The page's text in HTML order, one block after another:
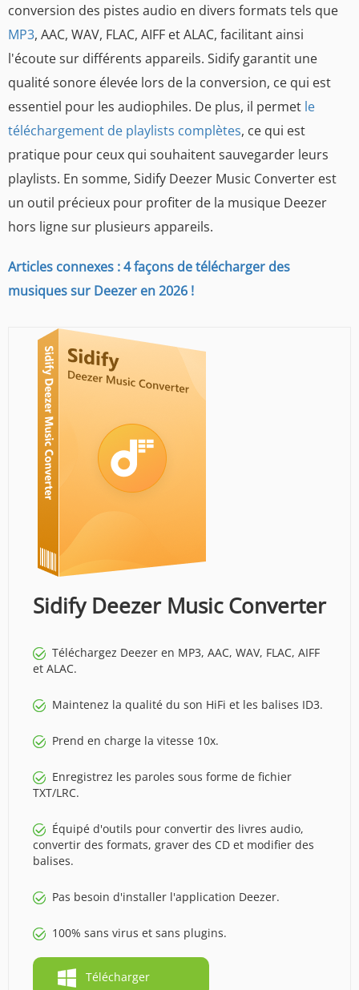
conversion des pistes audio en divers formats tels que
MP3, AAC, WAV, FLAC, AIFF et ALAC, facilitant ainsi
l'écoute sur différents appareils. Sidify garantit une
qualité sonore élevée lors de la conversion, ce qui est
essentiel pour les audiophiles. De plus, il permet le
téléchargement de playlists complètes, ce qui est
pratique pour ceux qui souhaitent sauvegarder leurs
playlists. En somme, Sidify Deezer Music Converter est
un outil précieux pour profiter de la musique Deezer
hors ligne sur plusieurs appareils.
Articles connexes : 4 façons de télécharger des
musiques sur Deezer en 2026 !
Sidify Deezer Music Converter
Téléchargez Deezer en MP3, AAC, WAV, FLAC, AIFF
et ALAC.
Maintenez la qualité du son HiFi et les balises ID3.
Prend en charge la vitesse 10x.
Enregistrez les paroles sous forme de fichier
TXT/LRC.
Équipé d'outils pour convertir des livres audio,
convertir des formats, graver des CD et modifier des
balises.
Pas besoin d'installer l'application Deezer.
100% sans virus et sans plugins.
Télécharger